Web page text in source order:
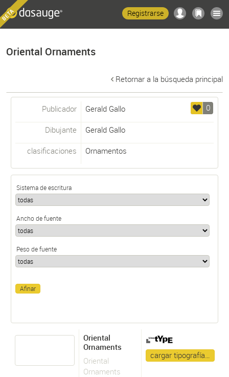
Registrarse
Oriental Ornaments
Retornar a la búsqueda principal
0
Publicador Gerald Gallo
Dibujante Gerald Gallo
clasificaciones Ornamentos
Sistema de escritura
Ancho de fuente
Peso de fuente
Oriental
Ornaments
Oriental
Ornaments
cargar tipografía…